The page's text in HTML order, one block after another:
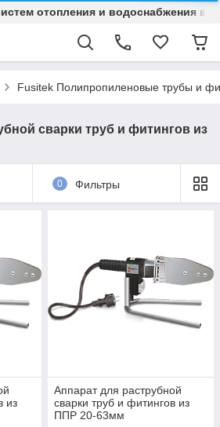
отопления и водоснабжения в
Fusitek Полипропиленовые трубы и
сварки труб и фитингов из
0 Фильтры
из
Аппарат для раструбной
сварки труб и фитингов из
ППР 20-63мм